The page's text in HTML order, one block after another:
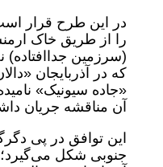
در این طرح قرار
را از طریق خاک
(سرزمین
که در آذربایجان
«جاده سیونیک»
آن مناقشه جریان
این توافق در پی
جنوبی شکل